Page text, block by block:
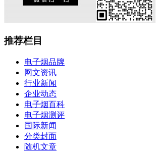
推荐栏目
电子烟品牌
网文资讯
行业新闻
企业动态
电子烟百科
电子烟测评
国际新闻
分类封面
随机文章